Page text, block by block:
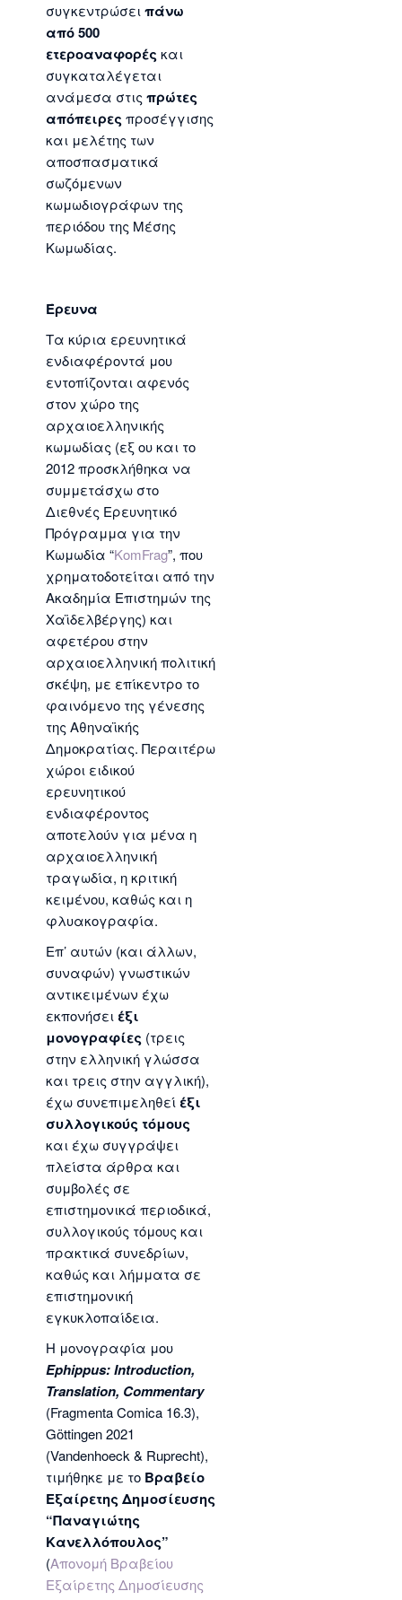
συγκεντρώσει πάνω
από 500
ετεροαναφορές και
συγκαταλέγεται
ανάμεσα στις πρώτες
απόπειρες προσέγγισης
και μελέτης των
αποσπασματικά
σωζόμενων
κωμωδιογράφων της
περιόδου της Μέσης
Κωμωδίας.
Έρευνα
Τα κύρια ερευνητικά
ενδιαφέροντά μου
εντοπίζονται αφενός
στον χώρο της
αρχαιοελληνικής
κωμωδίας (εξ ου και το
2012 προσκλήθηκα να
συμμετάσχω στο
Διεθνές Ερευνητικό
Πρόγραμμα για την
Κωμωδία “KomFrag”, που
χρηματοδοτείται από την
Ακαδημία Επιστημών της
Χαϊδελβέργης) και
αφετέρου στην
αρχαιοελληνική πολιτική
σκέψη, με επίκεντρο το
φαινόμενο της γένεσης
της Αθηναϊκής
Δημοκρατίας. Περαιτέρω
χώροι ειδικού
ερευνητικού
ενδιαφέροντος
αποτελούν για μένα η
αρχαιοελληνική
τραγωδία, η κριτική
κειμένου, καθώς και η
φλυακογραφία.
Επ’ αυτών (και άλλων,
συναφών) γνωστικών
αντικειμένων έχω
εκπονήσει έξι
μονογραφίες (τρεις
στην ελληνική γλώσσα
και τρεις στην αγγλική),
έχω συνεπιμεληθεί έξι
συλλογικούς τόμους
και έχω συγγράψει
πλείστα άρθρα και
συμβολές σε
επιστημονικά περιοδικά,
συλλογικούς τόμους και
πρακτικά συνεδρίων,
καθώς και λήμματα σε
επιστημονική
εγκυκλοπαίδεια.
Η μονογραφία μου
Ephippus: Introduction,
Translation, Commentary
(Fragmenta Comica 16.3),
Göttingen 2021
(Vandenhoeck & Ruprecht),
τιμήθηκε με το Βραβείο
Εξαίρετης Δημοσίευσης
“Παναγιώτης
Κανελλόπουλος”
(Απονομή Βραβείου
Εξαίρετης Δημοσίευσης